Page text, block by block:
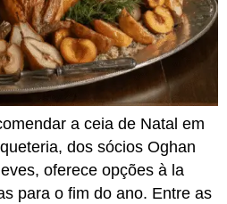
a ceia de Natal em
dos sócios Oghan
oferece opções à la
para o fim do ano. Entre as